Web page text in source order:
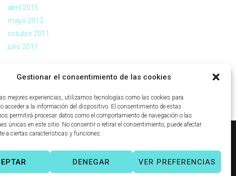
Gestionar el consentimiento de las cookies
mejores experiencias, utilizamos tecnologías como las cookies para
acceder a la información del dispositivo. El consentimiento de estas
permitirá procesar datos como el comportamiento de navegación o las
únicas en este sitio. No consentir o retirar el consentimiento, puede afectar
a ciertas características y funciones.
DENEGAR VER PREFERENCIAS
abril 2015
mayo 2012
octubre 2011
julio 2011